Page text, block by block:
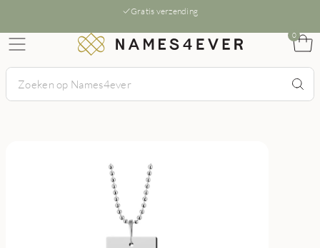
Gratis verzending
0